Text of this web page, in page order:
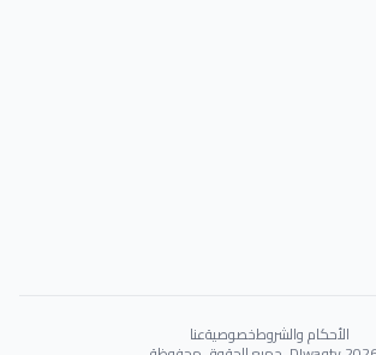
الأحكام والشروطخصوصيةعنا